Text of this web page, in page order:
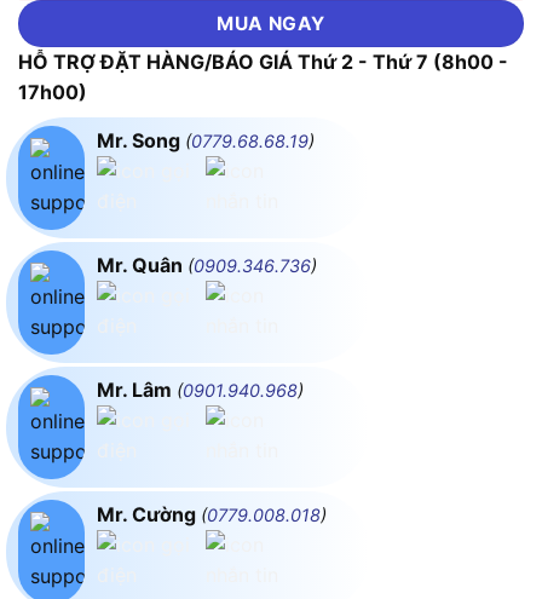
MUA NGAY
HỖ TRỢ ĐẶT HÀNG/BÁO GIÁ Thứ 2 - Thứ 7 (8h00 -
17h00)
Mr. Song (0779.68.68.19)
Mr. Quân (0909.346.736)
Mr. Lâm (0901.940.968)
Mr. Cường (0779.008.018)